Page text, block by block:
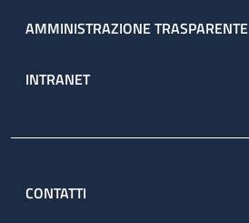
AMMINISTRAZIONE TRASPARENTE
INTRANET
CONTATTI